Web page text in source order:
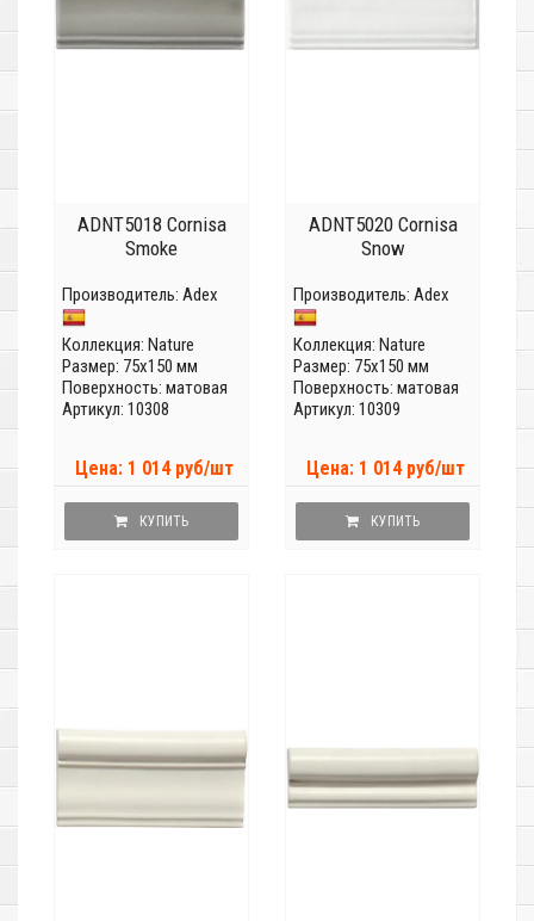
ADNT5018 Cornisa
Smoke
Производитель: Adex
Коллекция: Nature
Размер: 75x150 мм
Поверхность: матовая
Артикул: 10308
Цена: 1 014 руб/шт
КУПИТЬ
ADNT5020 Cornisa
Snow
Производитель: Adex
Коллекция: Nature
Размер: 75x150 мм
Поверхность: матовая
Артикул: 10309
Цена: 1 014 руб/шт
КУПИТЬ